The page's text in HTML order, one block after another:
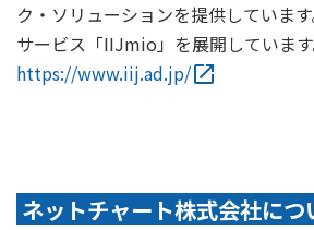
ク・ソリューションを提供していま
サービス「IIJmio」を展開しています
https://www.iij.ad.jp/open_in_new
ネットチャート株式会社につ